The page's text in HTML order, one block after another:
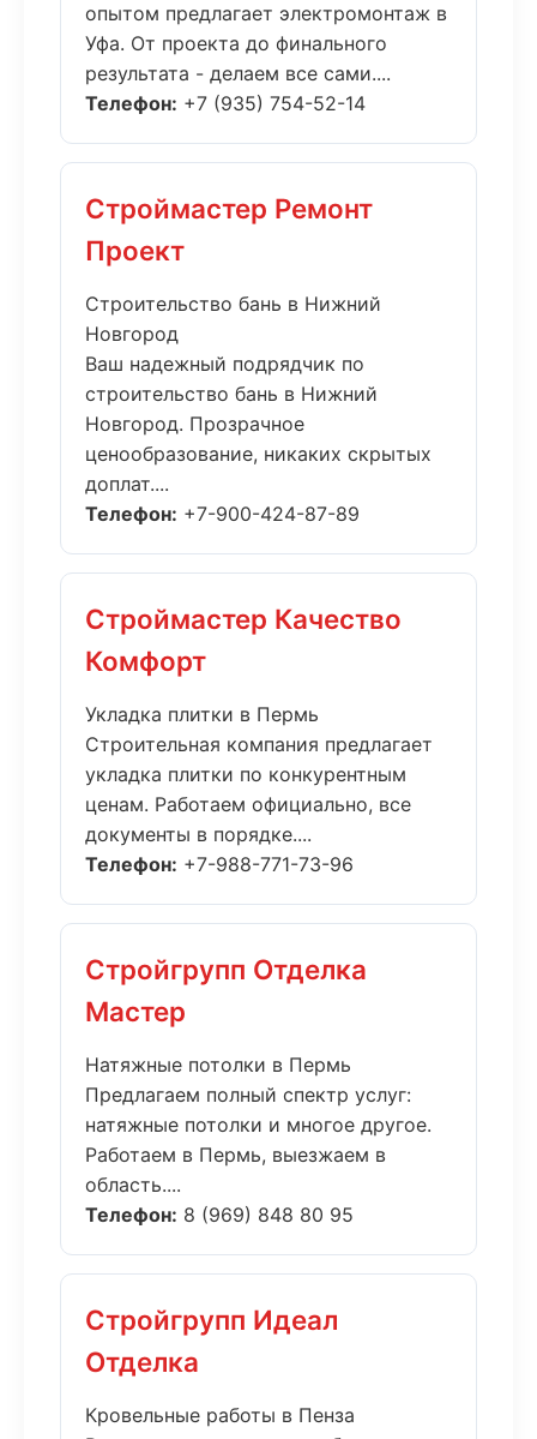
опытом предлагает электромонтаж в
Уфа. От проекта до финального
результата - делаем все сами....
Телефон: +7 (935) 754-52-14
Строймастер Ремонт
Проект
Строительство бань в Нижний
Новгород
Ваш надежный подрядчик по
строительство бань в Нижний
Новгород. Прозрачное
ценообразование, никаких скрытых
доплат....
Телефон: +7-900-424-87-89
Строймастер Качество
Комфорт
Укладка плитки в Пермь
Строительная компания предлагает
укладка плитки по конкурентным
ценам. Работаем официально, все
документы в порядке....
Телефон: +7-988-771-73-96
Стройгрупп Отделка
Мастер
Натяжные потолки в Пермь
Предлагаем полный спектр услуг:
натяжные потолки и многое другое.
Работаем в Пермь, выезжаем в
область....
Телефон: 8 (969) 848 80 95
Стройгрупп Идеал
Отделка
Кровельные работы в Пенза